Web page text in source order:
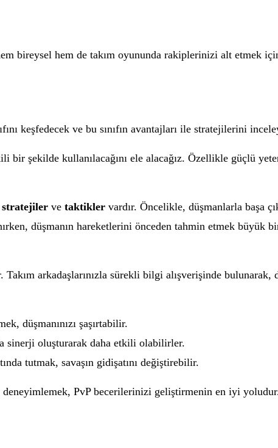
bireysel hem de takım oyununda rakiplerinizi alt etmek
keşfedecek ve bu sınıfın avantajları ile stratejilerini
bir şekilde kullanılacağını ele alacağız. Özellikle güçlü
stratejiler ve taktikler vardır. Öncelikle, düşmanlarla başa
düşmanın hareketlerini önceden tahmin etmek büyük
arkadaşlarınızla sürekli bilgi alışverişinde bulunarak,
düşmanınızı şaşırtabilir.
sinerji oluşturarak daha etkili olabilirler.
tutmak, savaşın gidişatını değiştirebilir.
PvP becerilerinizi geliştirmenin en iyi